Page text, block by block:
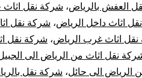
العفش بالرياض، شركة نقل
اثاث داخل الرياض، شركة نقل
اثاث غرب الرياض، شركة نقل
نقل اثاث من الرياض الى
الرياض الى حائل، شركة نقل